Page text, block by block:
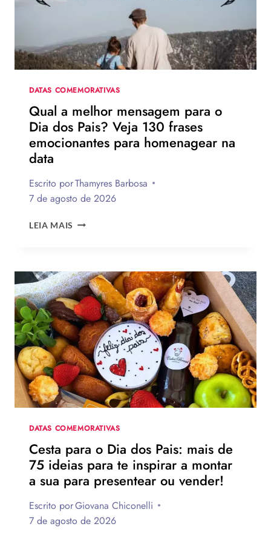
DATAS COMEMORATIVAS
Qual a melhor mensagem para o
Dia dos Pais? Veja 130 frases
emocionantes para homenagear na
data
Escrito porThamyres Barbosa
7 de agosto de 2026
LEIA MAIS QUAL
PARA
O
DIA
DOS
PAIS?
VEJA
130
FRASES
EMOCIONANTES
PARA
HOMENAGEAR
DATA
DATAS COMEMORATIVAS
Cesta para o Dia dos Pais: mais de
75 ideias para te inspirar a montar
a sua para presentear ou vender!
Escrito porGiovana Chiconelli
7 de agosto de 2026